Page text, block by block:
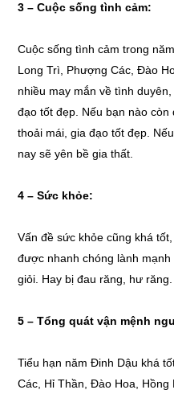
3 – Cuộc sống tình cảm:
Cuộc sống tình cảm trong
Long Trì, Phượng Các, Đào
nhiều may mắn về tình
đạo tốt đẹp. Nếu bạn nào còn
thoải mái, gia đạo tốt đẹp.
nay sẽ yên bề gia thất.
4 – Sức khỏe:
Vấn đề sức khỏe cũng khá
được nhanh chóng lành
giỏi. Hay bị đau răng, hư răng.
5 – Tổng quát vận mệnh
Tiểu hạn năm Đinh Dậu khá
Các, Hỉ Thần, Đào Hoa,